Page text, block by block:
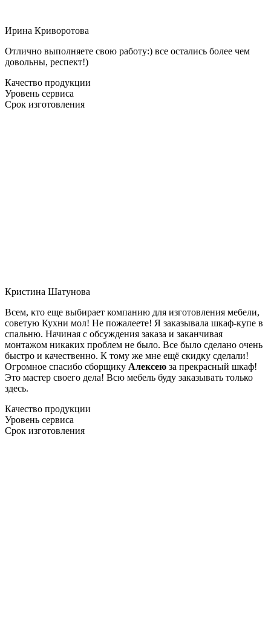
Ирина Криворотова
Отлично выполняете свою работу:) все остались более чем
довольны, респект!)
Качество продукции
Уровень сервиса
Срок изготовления
Кристина Шатунова
Всем, кто еще выбирает компанию для изготовления мебели,
советую Кухни мол! Не пожалеете! Я заказывала шкаф-купе в
спальню. Начиная с обсуждения заказа и заканчивая
монтажом никаких проблем не было. Все было сделано очень
быстро и качественно. К тому же мне ещё скидку сделали!
Огромное спасибо сборщику Алексею за прекрасный шкаф!
Это мастер своего дела! Всю мебель буду заказывать только
здесь.
Качество продукции
Уровень сервиса
Срок изготовления